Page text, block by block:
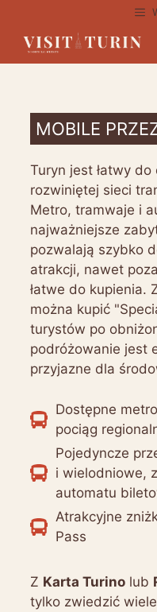
treści
MOBILE
Turyn jest łatwy
rozwiniętej sieci
Metro, tramwaje i
najważniejsze
pozwalają szybko
atrakcji, nawet
łatwe do kupienia.
można kupić
turystów po
podróżowanie jest
przyjazne dla
Dostępne
pociąg
Pojedyncze
i wielodniowe,
automatu
Atrakcyjne
Pass
Z Karta Turino lub
tylko zwiedzić